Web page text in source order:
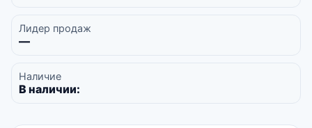
Лидер продаж
—
Наличие
В наличии: